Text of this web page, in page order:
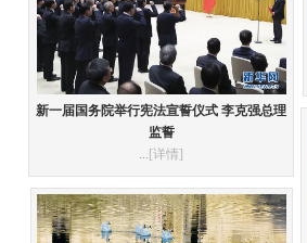
新一届国务院举行宪法宣誓仪式 李克强总理
监誓
[详情]